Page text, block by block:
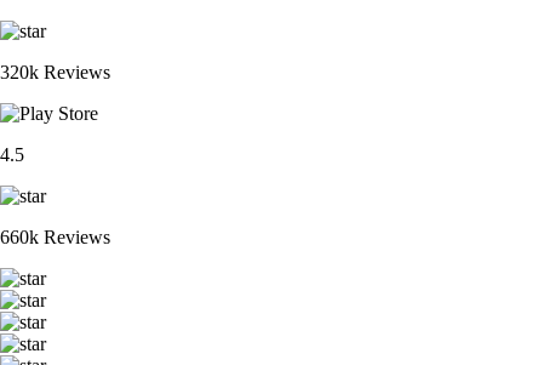
320k Reviews
4.5
660k Reviews